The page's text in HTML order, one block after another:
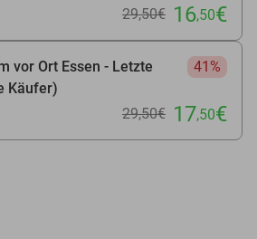
29,50€ 16,50€
vor Ort Essen - Letzte
Käufer)
41%
29,50€ 17,50€